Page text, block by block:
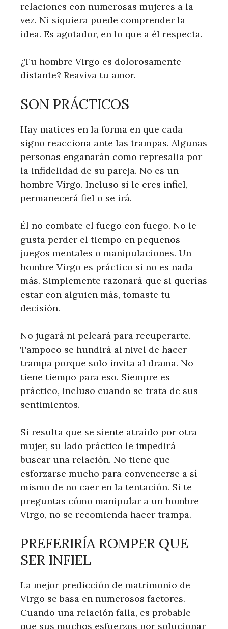
relaciones con numerosas mujeres a la
vez. Ni siquiera puede comprender la
idea. Es agotador, en lo que a él respecta.
¿Tu hombre Virgo es dolorosamente
distante? Reaviva tu amor.
SON PRÁCTICOS
Hay matices en la forma en que cada
signo reacciona ante las trampas. Algunas
personas engañarán como represalia por
la infidelidad de su pareja. No es un
hombre Virgo. Incluso si le eres infiel,
permanecerá fiel o se irá.
Él no combate el fuego con fuego. No le
gusta perder el tiempo en pequeños
juegos mentales o manipulaciones. Un
hombre Virgo es práctico si no es nada
más. Simplemente razonará que si querías
estar con alguien más, tomaste tu
decisión.
No jugará ni peleará para recuperarte.
Tampoco se hundirá al nivel de hacer
trampa porque solo invita al drama. No
tiene tiempo para eso. Siempre es
práctico, incluso cuando se trata de sus
sentimientos.
Si resulta que se siente atraído por otra
mujer, su lado práctico le impedirá
buscar una relación. No tiene que
esforzarse mucho para convencerse a sí
mismo de no caer en la tentación. Si te
preguntas cómo manipular a un hombre
Virgo, no se recomienda hacer trampa.
PREFERIRÍA ROMPER QUE
SER INFIEL
La mejor predicción de matrimonio de
Virgo se basa en numerosos factores.
Cuando una relación falla, es probable
que sus muchos esfuerzos por solucionar